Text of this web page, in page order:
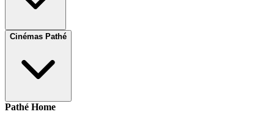
Cinémas Pathé
Pathé Home